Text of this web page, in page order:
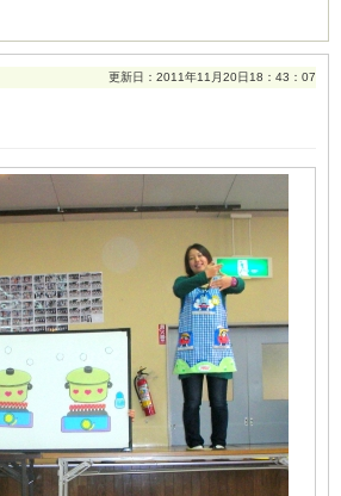
更新日：2011年11月20日18：43：07